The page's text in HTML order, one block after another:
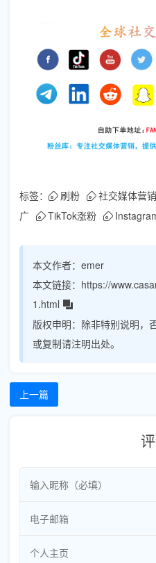
标签： 刷粉 社交媒体营销
广
TikTok涨粉
本文作者： emer
本文链接： https://
1.html
版权申明： 除非特别说明，
或复制请注明出处。
上一篇